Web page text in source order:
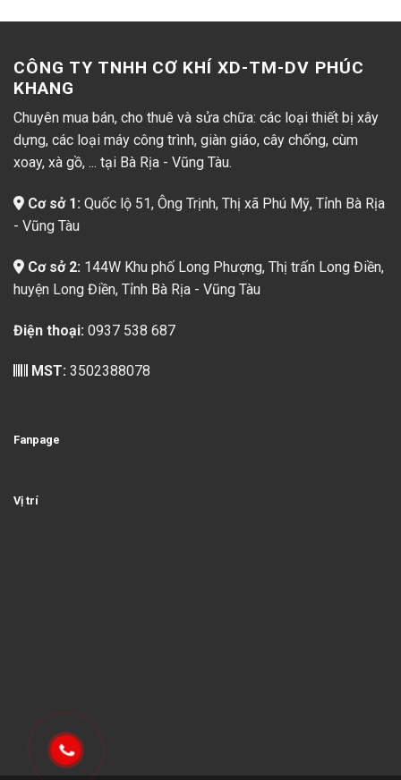
CÔNG TY TNHH CƠ KHÍ XD-TM-DV PHÚC
KHANG
Chuyên mua bán, cho thuê và sửa chữa: các loại thiết bị xây
dựng, các loại máy công trình, giàn giáo, cây chống, cùm
xoay, xà gồ, ... tại Bà Rịa - Vũng Tàu.
Cơ sở 1: Quốc lộ 51, Ông Trịnh, Thị xã Phú Mỹ, Tỉnh Bà Rịa
- Vũng Tàu
Cơ sở 2: 144W Khu phố Long Phượng, Thị trấn Long Điền,
huyện Long Điền, Tỉnh Bà Rịa - Vũng Tàu
Điện thoại: 0937 538 687
MST: 3502388078
Fanpage
Vị trí